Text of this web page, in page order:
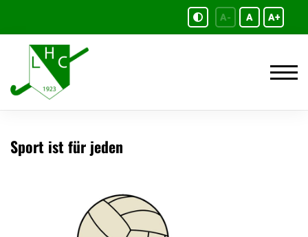
A- A A+
Sport ist für jeden